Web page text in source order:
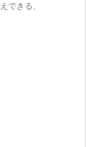
できる、